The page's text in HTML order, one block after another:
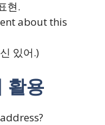
현.
about this
있어.)
활용